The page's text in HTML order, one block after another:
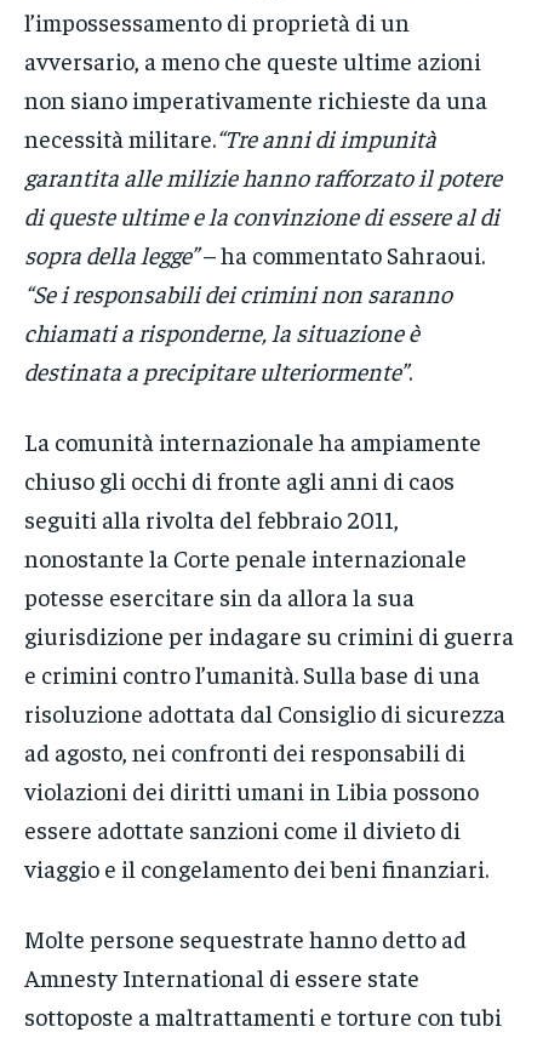
l’impossessamento di proprietà di un
avversario, a meno che queste ultime azioni
non siano imperativamente richieste da una
necessità militare.“Tre anni di impunità
garantita alle milizie hanno rafforzato il potere
di queste ultime e la convinzione di essere al di
sopra della legge”– ha commentato Sahraoui.
“Se i responsabili dei crimini non saranno
chiamati a risponderne, la situazione è
destinata a precipitare ulteriormente”.
La comunità internazionale ha ampiamente
chiuso gli occhi di fronte agli anni di caos
seguiti alla rivolta del febbraio 2011,
nonostante la Corte penale internazionale
potesse esercitare sin da allora la sua
giurisdizione per indagare su crimini di guerra
e crimini contro l’umanità. Sulla base di una
risoluzione adottata dal Consiglio di sicurezza
ad agosto, nei confronti dei responsabili di
violazioni dei diritti umani in Libia possono
essere adottate sanzioni come il divieto di
viaggio e il congelamento dei beni finanziari.
Molte persone sequestrate hanno detto ad
Amnesty International di essere state
sottoposte a maltrattamenti e torture con tubi